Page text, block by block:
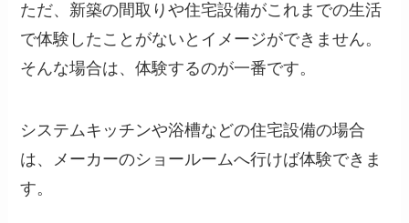
ただ、新築の間取りや住宅設備がこれまでの生活
で体験したことがないとイメージができません。
そんな場合は、体験するのが一番です。
システムキッチンや浴槽などの住宅設備の場合
は、メーカーのショールームへ行けば体験できま
す。